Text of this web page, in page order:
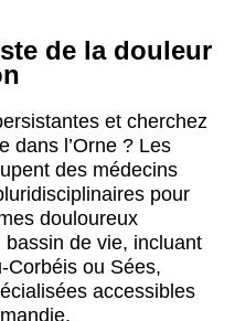
de la douleur
et cherchez
dans l’Orne ? Les
des médecins
pour
douloureux
bassin de vie, incluant
Corbéis ou Sées,
accessibles